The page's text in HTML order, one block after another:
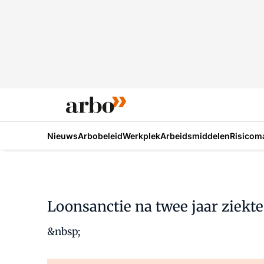
NieuwsArbobeleidWerkplekArbeidsmiddelen
Loonsanctie na twee jaar ziekte
&nbsp;